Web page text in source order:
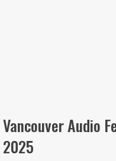
Vancouver Audio
2025